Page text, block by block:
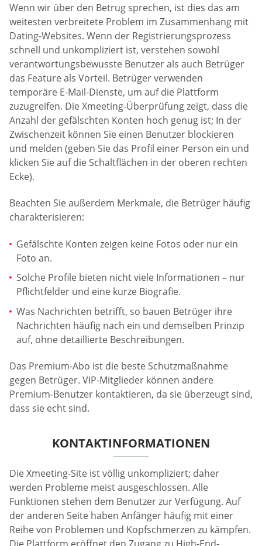
Wenn wir über den Betrug sprechen, ist dies das am
weitesten verbreitete Problem im Zusammenhang mit
Dating-Websites. Wenn der Registrierungsprozess
schnell und unkompliziert ist, verstehen sowohl
verantwortungsbewusste Benutzer als auch Betrüger
das Feature als Vorteil. Betrüger verwenden
temporäre E-Mail-Dienste, um auf die Plattform
zuzugreifen. Die Xmeeting-Überprüfung zeigt, dass die
Anzahl der gefälschten Konten hoch genug ist; In der
Zwischenzeit können Sie einen Benutzer blockieren
und melden (geben Sie das Profil einer Person ein und
klicken Sie auf die Schaltflächen in der oberen rechten
Ecke).
Beachten Sie außerdem Merkmale, die Betrüger häufig
charakterisieren:
Gefälschte Konten zeigen keine Fotos oder nur ein
Foto an.
Solche Profile bieten nicht viele Informationen – nur
Pflichtfelder und eine kurze Biografie.
Was Nachrichten betrifft, so bauen Betrüger ihre
Nachrichten häufig nach ein und demselben Prinzip
auf, ohne detaillierte Beschreibungen.
Das Premium-Abo ist die beste Schutzmaßnahme
gegen Betrüger. VIP-Mitglieder können andere
Premium-Benutzer kontaktieren, da sie überzeugt sind,
dass sie echt sind.
KONTAKTINFORMATIONEN
Die Xmeeting-Site ist völlig unkompliziert; daher
werden Probleme meist ausgeschlossen. Alle
Funktionen stehen dem Benutzer zur Verfügung. Auf
der anderen Seite haben Anfänger häufig mit einer
Reihe von Problemen und Kopfschmerzen zu kämpfen.